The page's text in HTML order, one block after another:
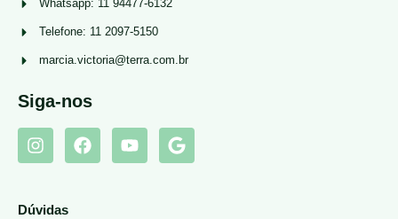
Whatsapp: 11 94477-6132
Telefone: 11 2097-5150
marcia.victoria@terra.com.br
Siga-nos
Dúvidas